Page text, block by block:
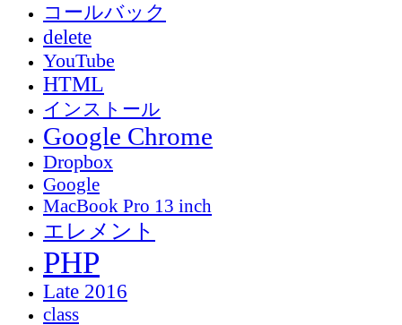
コールバック
delete
YouTube
HTML
インストール
Google Chrome
Dropbox
Google
MacBook Pro 13 inch
エレメント
PHP
Late 2016
class